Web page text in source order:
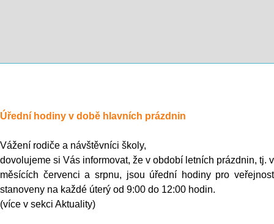
Úřední hodiny v době hlavních prázdnin
Vážení rodiče a návštěvníci školy,
dovolujeme si Vás informovat, že v období letních prázdnin, tj. v
měsících červenci a srpnu, jsou úřední hodiny pro veřejnost
stanoveny na každé úterý od 9:00 do 12:00 hodin.
(více v sekci Aktuality)